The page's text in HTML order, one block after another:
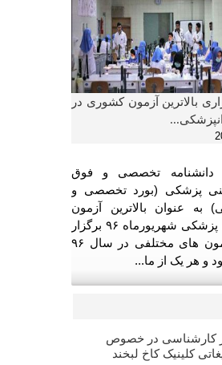
بالاترین آزمون کشوری در
دانشنامه تخصصی و فوق
پزشکی (بورد تخصصی و
عنوان بالاترین آزمون
کشوری گروه پزشکی شهریورماه ۹۶ برگزار
می شود. آزمون های مختلفی در سال ۹۶
و هر یک از ما...
کارشناسی در خصوص
کلینیک کاخ لبخند